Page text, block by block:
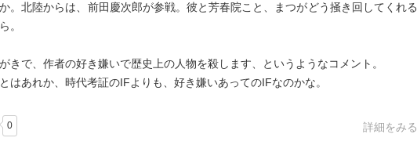
。北陸からは、前田慶次郎が参戦。彼と芳春院こと、まつがどう掻き回してくれる
。
きで、作者の好き嫌いで歴史上の人物を殺します、というようなコメント。
はあれか、時代考証のIFよりも、好き嫌いあってのIFなのかな。
0 詳細をみる